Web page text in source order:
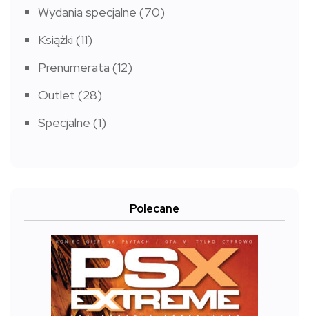
Wydania specjalne (70)
Książki (11)
Prenumerata (12)
Outlet (28)
Specjalne (1)
Polecane